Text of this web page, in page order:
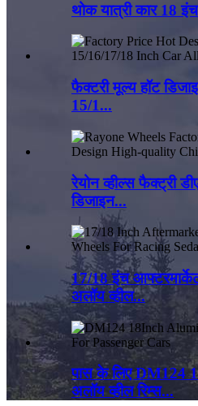
थोक यात्री कार 18
फैक्टरी मूल्य हॉट
15/1...
रेयोन व्हील्स फैक्ट्री
डिजाइन...
17/18 इंच
अलॉय व्हील...
पास के लिए DM124
अलॉय व्हील रिम्स...